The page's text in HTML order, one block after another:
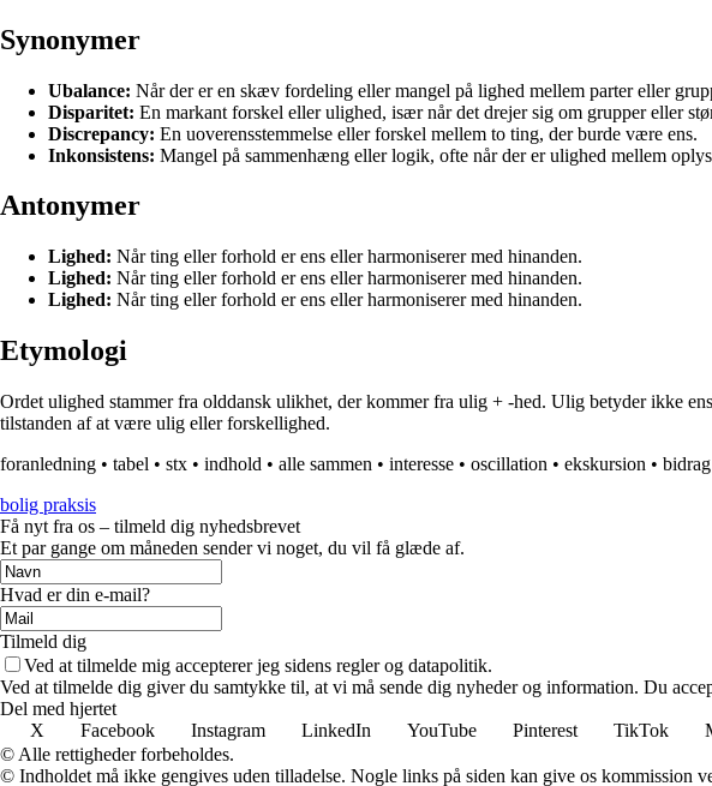
Synonymer
Ubalance: Når der er en skæv fordeling eller mangel på lighed mellem parter eller
Disparitet: En markant forskel eller ulighed, især når det drejer sig om grupper eller
Discrepancy: En uoverensstemmelse eller forskel mellem to ting, der burde være ens.
Inkonsistens: Mangel på sammenhæng eller logik, ofte når der er ulighed mellem
Antonymer
Lighed: Når ting eller forhold er ens eller harmoniserer med hinanden.
Lighed: Når ting eller forhold er ens eller harmoniserer med hinanden.
Lighed: Når ting eller forhold er ens eller harmoniserer med hinanden.
Etymologi
Ordet ulighed stammer fra olddansk ulikhet, der kommer fra ulig + -hed. Ulig betyder ikke
tilstanden af at være ulig eller forskellighed.
foranledning • tabel • stx • indhold • alle sammen • interesse • oscillation • ekskursion • bidrag
bolig praksis
Få nyt fra os – tilmeld dig nyhedsbrevet
Et par gange om måneden sender vi noget, du vil få glæde af.
Hvad er din e-mail?
Tilmeld dig
Ved at tilmelde mig accepterer jeg sidens regler og datapolitik.
Ved at tilmelde dig giver du samtykke til, at vi må sende dig nyheder og information. Du
Del med hjertet
X
Facebook Instagram LinkedIn YouTube Pinterest TikTok
© Alle rettigheder forbeholdes.
© Indholdet må ikke gengives uden tilladelse. Nogle links på siden kan give os kommission